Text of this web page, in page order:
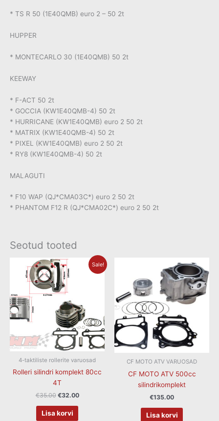
* TS R 50 (1E40QMB) euro 2 – 50 2t
HUPPER
* MONTECARLO 30 (1E40QMB) 50 2t
KEEWAY
* F-ACT 50 2t
* GOCCIA (KW1E40QMB-4) 50 2t
* HURRICANE (KW1E40QMB) euro 2 50 2t
* MATRIX (KW1E40QMB-4) 50 2t
* PIXEL (KW1E40QMB) euro 2 50 2t
* RY8 (KW1E40QMB-4) 50 2t
MALAGUTI
* F10 WAP (QJ*CMA03C*) euro 2 50 2t
* PHANTOM F12 R (QJ*CMA02C*) euro 2 50 2t
Seotud tooted
Sale!
4-taktiliste rollerite varuosad
Rolleri silindri komplekt 80cc
4T
€35.00
Algne
hind
oli:
€35.00.
€32.00
Current
price
Lisa korvi
CF MOTO ATV VARUOSAD
CF MOTO ATV 500cc
silindrikomplekt
€135.00
Lisa korvi